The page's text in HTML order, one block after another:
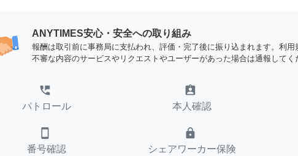
ANYTIMES安心・安全への取り組み
報酬は取引前に事務局に支払われ、評価・完了後に振り込まれます。利用
不審な内容のサービスやリクエストやユーザーがあった場合は通報してく
perm_phone_msg
パトロール
assignment_ind
本人確認
smartphone
番号確認
lock
シェアワーカー保険